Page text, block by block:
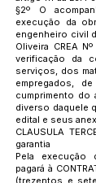
§2º O
execução da
engenheiro civil
Oliveira CREA
verificação da
serviços, dos
empregados,
cumprimento do
diverso daquele
edital e seus
CLAUSULA
garantia
Pela execução
pagará à
(trezentos e